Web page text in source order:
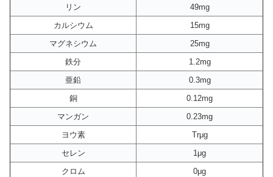
リン
49mg
カルシウム
15mg
マグネシウム
25mg
鉄分
1.2mg
亜鉛
0.3mg
銅
0.12mg
マンガン
0.23mg
ヨウ素
Trμg
セレン
1μg
クロム
0μg